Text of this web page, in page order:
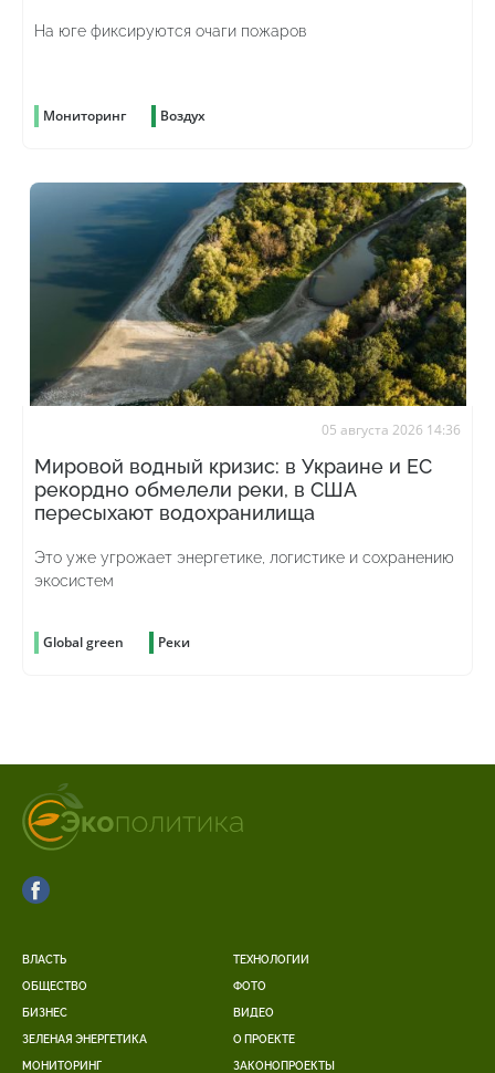
На юге фиксируются очаги пожаров
Мониторинг Воздух
05 августа 2026 14:36
Мировой водный кризис: в Украине и ЕС
рекордно обмелели реки, в США
пересыхают водохранилища
Это уже угрожает энергетике, логистике и сохранению
экосистем
Global green Реки
ВЛАСТЬ
ОБЩЕСТВО
БИЗНЕС
ЗЕЛЕНАЯ ЭНЕРГЕТИКА
МОНИТОРИНГ
ТЕХНОЛОГИИ
ФОТО
ВИДЕО
О ПРОЕКТЕ
ЗАКОНОПРОЕКТЫ